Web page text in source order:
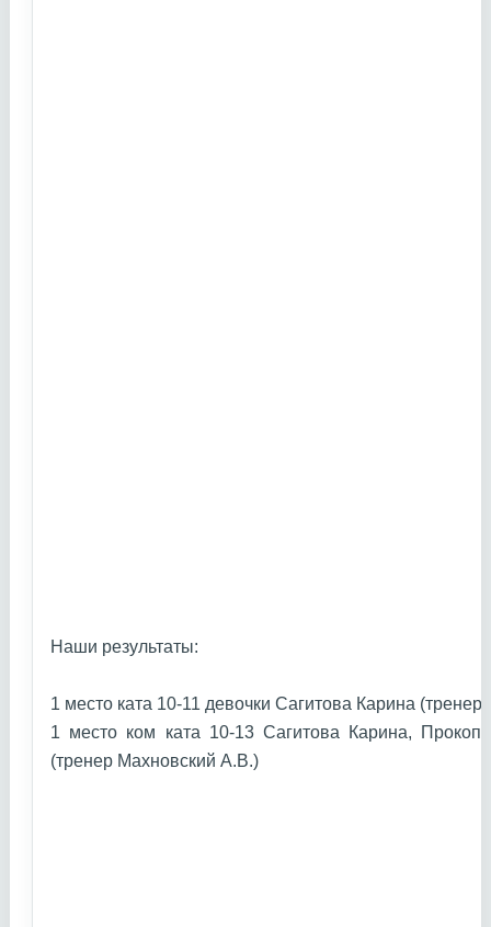
Наши результаты:
1 место ката 10-11 девочки Сагитова Карина
1 место ком ката 10-13 Сагитова Карина,
(тренер Махновский А.В.)